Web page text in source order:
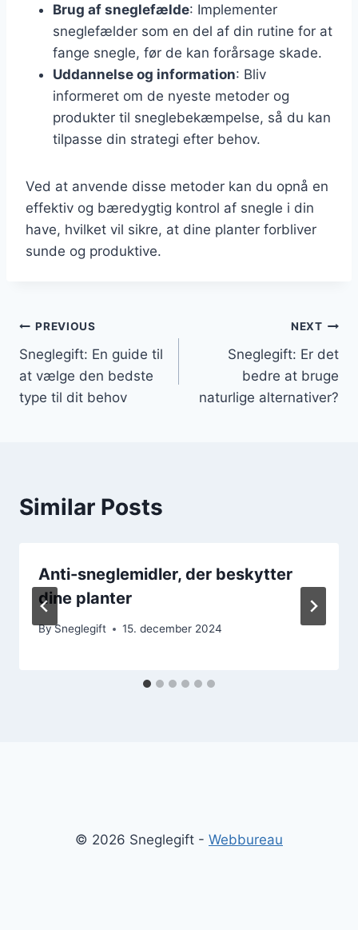
Brug af sneglefælde: Implementer
sneglefælder som en del af din rutine for at
fange snegle, før de kan forårsage skade.
Uddannelse og information: Bliv
informeret om de nyeste metoder og
produkter til sneglebekæmpelse, så du kan
tilpasse din strategi efter behov.
Ved at anvende disse metoder kan du opnå en
effektiv og bæredygtig kontrol af snegle i din
have, hvilket vil sikre, at dine planter forbliver
sunde og produktive.
Indlægsnavigation
PREVIOUS
Sneglegift: En guide til
at vælge den bedste
type til dit behov
NEXT
Sneglegift: Er det
bedre at bruge
naturlige alternativer?
Similar Posts
Anti-sneglemidler, der beskytter
dine planter
BySneglegift 15. december 2024
© 2026 Sneglegift - Webbureau